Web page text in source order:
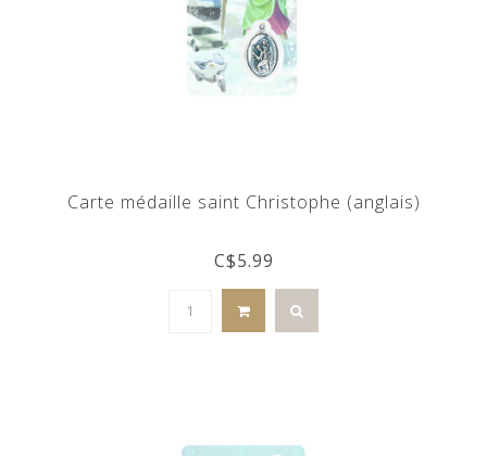
Carte médaille saint Christophe (anglais)
C$5.99